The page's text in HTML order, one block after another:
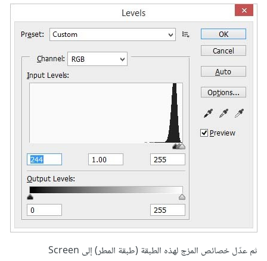
ثم عدّل خصائص المزج لهذه الطبقة (طبقة المطر) إلى Screen